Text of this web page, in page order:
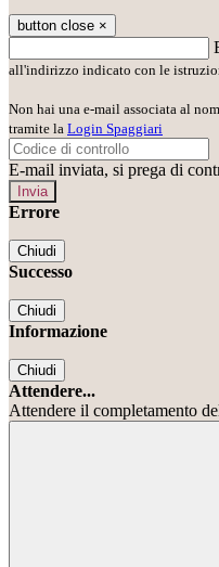
button close ×
all'indirizzo indicato con le
Non hai una e-mail associata al
tramite la Login Spaggiari
E-mail inviata, si prega di
Errore
Chiudi
Successo
Chiudi
Informazione
Chiudi
Attendere...
Attendere il completamento